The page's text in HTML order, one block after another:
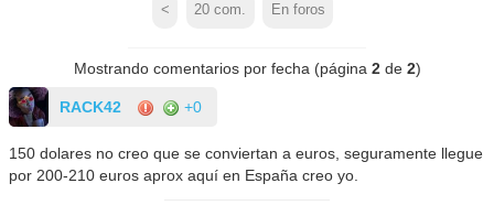
< 20 com. En foros
Mostrando comentarios por fecha (página 2de 2)
RACK42 +0
150 dolares no creo que se conviertan a euros, seguramente llegue
por 200-210 euros aprox aquí en España creo yo.